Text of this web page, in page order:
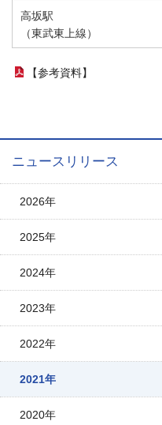
高坂駅
（東武東上線）
（PDFファイル）
【参考資料】
ニュースリリース
2026年
2025年
2024年
2023年
2022年
2021年
2020年